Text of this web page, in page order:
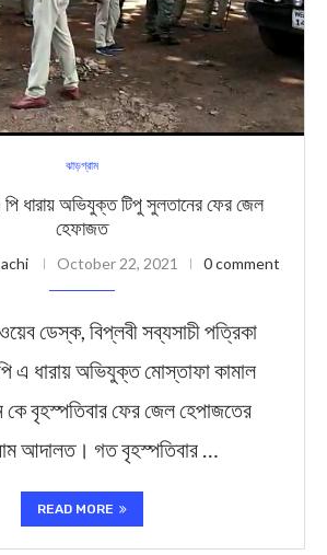
ঝাড়গ্রাম
ধারায় অভিযুক্ত টিপু সুলতানের ফের জেল
হেফাজত
October 22, 2021 0 comment
ডেস্ক, বিপ্লবী সব্যসাচী পত্রিকা
এ ধারায় অভিযুক্ত মোস্তাফা কামাল
বৃহস্পতিবার ফের জেল হেপাজতের
আদালত। গত বৃহস্পতিবার …
READ MORE